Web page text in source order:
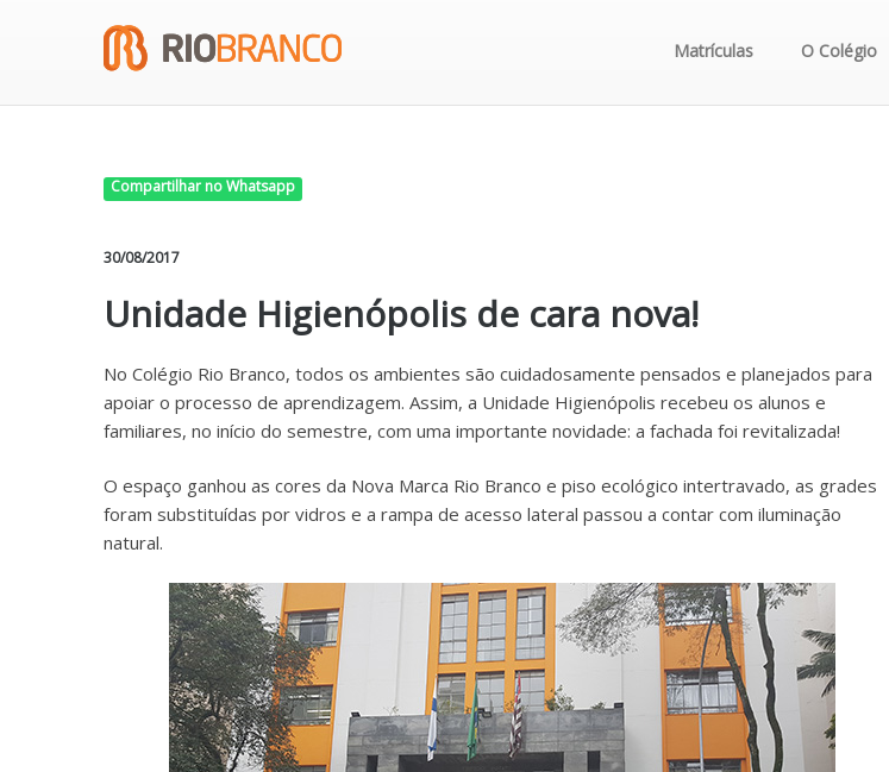
Matrículas O Colégio
Compartilhar no Whatsapp
30/08/2017
Unidade Higienópolis de cara nova!
No Colégio Rio Branco, todos os ambientes são cuidadosamente pensados e planejados para
apoiar o processo de aprendizagem. Assim, a Unidade Higienópolis recebeu os alunos e
familiares, no início do semestre, com uma importante novidade: a fachada foi revitalizada!
O espaço ganhou as cores da Nova Marca Rio Branco e piso ecológico intertravado, as grades
foram substituídas por vidros e a rampa de acesso lateral passou a contar com iluminação
natural.